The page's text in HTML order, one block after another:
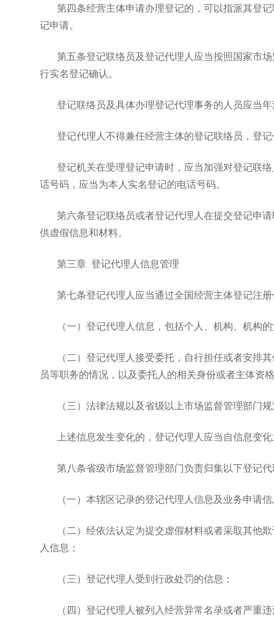
第四条经营主体申请办理登记的，可以指派其登
记申请。
第五条登记联络员及登记代理人应当按照国家市
行实名登记确认。
登记联络员及具体办理登记代理事务的人员应当
登记代理人不得兼任经营主体的登记联络员，登
登记机关在受理登记申请时，应当加强对登记联
话号码，应当为本人实名登记的电话号码。
第六条登记联络员或者登记代理人在提交登记申
供虚假信息和材料。
第三章 登记代理人信息管理
第七条登记代理人应当通过全国经营主体登记注
（一）登记代理人信息，包括个人、机构、机构
（二）登记代理人接受委托，自行担任或者安排
员等职务的情况，以及委托人的相关身份或者主体资
（三）法律法规以及省级以上市场监督管理部门
上述信息发生变化的，登记代理人应当自信息变
第八条省级市场监督管理部门负责归集以下登记
（一）本辖区记录的登记代理人信息及业务申请
（二）经依法认定为提交虚假材料或者采取其他
人信息；
（三）登记代理人受到行政处罚的信息；
（四）登记代理人被列入经营异常名录或者严重